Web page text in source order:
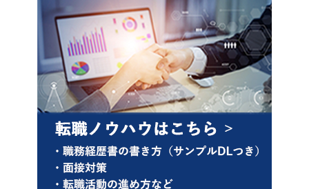
キャンセル ログアウト